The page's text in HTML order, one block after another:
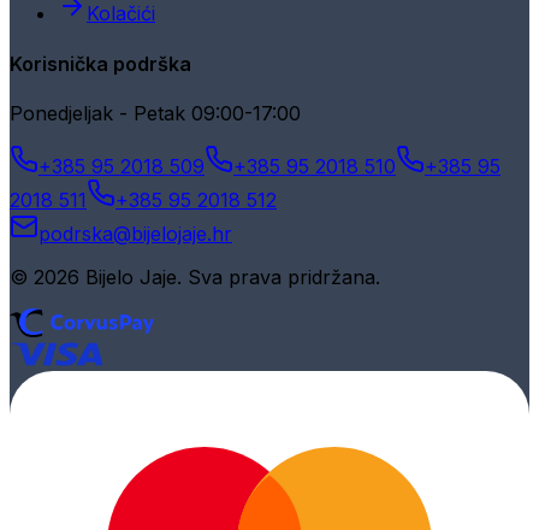
Kolačići
Korisnička podrška
Ponedjeljak - Petak 09:00-17:00
+385 95 2018 509 +385 95 2018 510
+385 95
2018 511
+385 95 2018 512
podrska@bijelojaje.hr
© 2026 Bijelo Jaje. Sva prava pridržana.